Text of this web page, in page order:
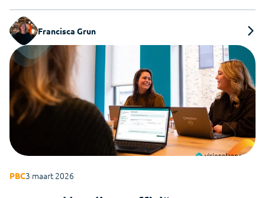
Francisca Grun
PBC3 maart 2026